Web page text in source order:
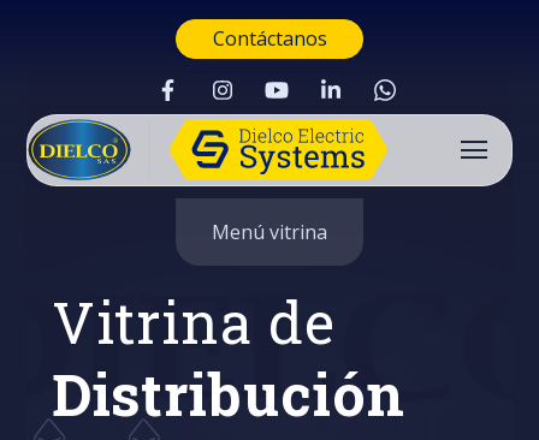
Contáctanos
Menú vitrina
Vitrina de
Distribución